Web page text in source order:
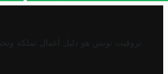
تروفيت تونس هو دليل أعمال تملكه